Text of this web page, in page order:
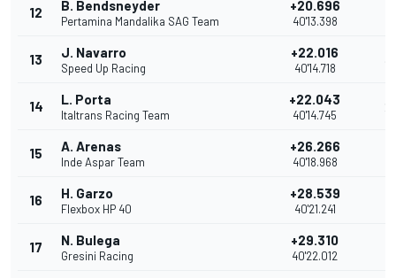
12 B. Bendsneyder
Pertamina Mandalika SAG Team
+20.696
40'13.398
13 J. Navarro
Speed Up Racing
+22.016
40'14.718
14 L. Porta
Italtrans Racing Team
+22.043
40'14.745
15 A. Arenas
Inde Aspar Team
+26.266
40'18.968
16 H. Garzo
Flexbox HP 40
+28.539
40'21.241
17 N. Bulega
Gresini Racing
+29.310
40'22.012